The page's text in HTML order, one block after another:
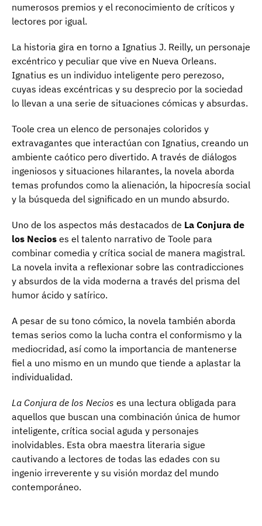
numerosos premios y el reconocimiento de críticos y
lectores por igual.
La historia gira en torno a Ignatius J. Reilly, un personaje
excéntrico y peculiar que vive en Nueva Orleans.
Ignatius es un individuo inteligente pero perezoso,
cuyas ideas excéntricas y su desprecio por la sociedad
lo llevan a una serie de situaciones cómicas y absurdas.
Toole crea un elenco de personajes coloridos y
extravagantes que interactúan con Ignatius, creando un
ambiente caótico pero divertido. A través de diálogos
ingeniosos y situaciones hilarantes, la novela aborda
temas profundos como la alienación, la hipocresía social
y la búsqueda del significado en un mundo absurdo.
Uno de los aspectos más destacados de La Conjura de
los Necios es el talento narrativo de Toole para
combinar comedia y crítica social de manera magistral.
La novela invita a reflexionar sobre las contradicciones
y absurdos de la vida moderna a través del prisma del
humor ácido y satírico.
A pesar de su tono cómico, la novela también aborda
temas serios como la lucha contra el conformismo y la
mediocridad, así como la importancia de mantenerse
fiel a uno mismo en un mundo que tiende a aplastar la
individualidad.
La Conjura de los Necios es una lectura obligada para
aquellos que buscan una combinación única de humor
inteligente, crítica social aguda y personajes
inolvidables. Esta obra maestra literaria sigue
cautivando a lectores de todas las edades con su
ingenio irreverente y su visión mordaz del mundo
contemporáneo.